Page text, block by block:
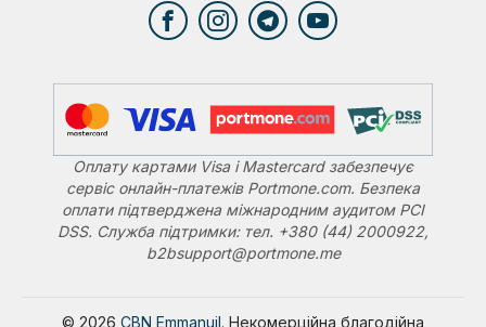
Оплату картами Visa і Mastercard забезпечує
сервіс онлайн-платежів Portmone.com. Безпека
оплати підтверджена міжнародним аудитом PCI
DSS. Служба підтримки: тел. +380 (44) 2000922,
b2bsupport@portmone.me
© 2026 CBN Emmanuil. Некомерційна благодійна